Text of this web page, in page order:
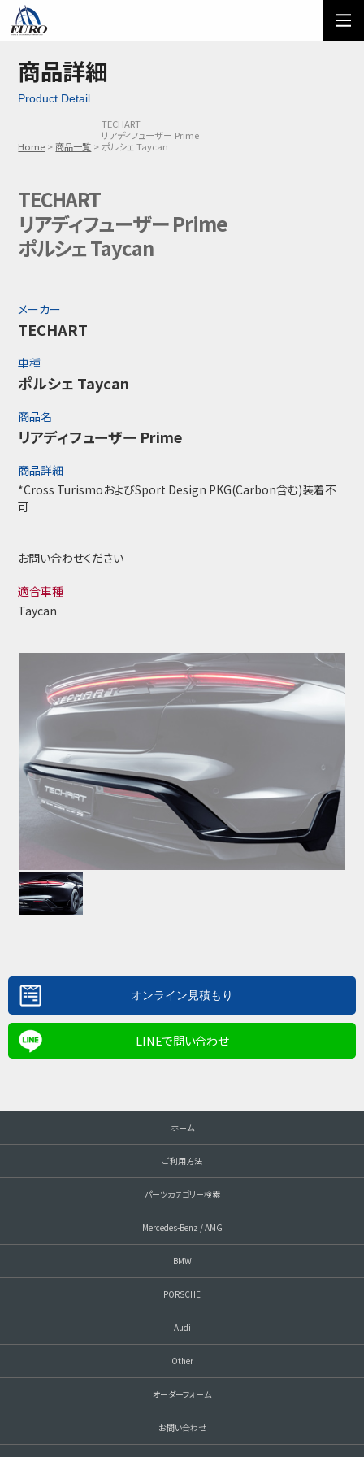
ご利用方法
メール問い合わせ
03-5674-7742
商品詳細
Product Detail
Home 商品一覧
TECHART
リアディフューザー Prime
ポルシェ Taycan
TECHART
リアディフューザー Prime
ポルシェ Taycan
メーカー
TECHART
車種
ポルシェ Taycan
商品名
リアディフューザー Prime
商品詳細
*Cross TurismoおよびSport Design PKG(Carbon含む)装着不
可
お問い合わせください
適合車種
Taycan
LINEで問い合わせ
ホーム
ご利用方法
パーツカテゴリー検索
Mercedes-Benz / AMG
BMW
PORSCHE
Audi
Other
オーダーフォーム
お問い合わせ